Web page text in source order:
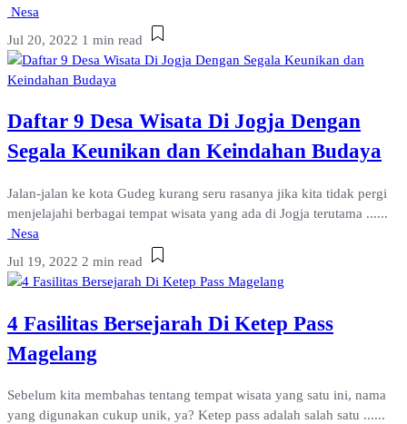
Nesa
Jul 20, 2022 1 min read
Daftar 9 Desa Wisata Di Jogja Dengan
Segala Keunikan dan Keindahan Budaya
Jalan-jalan ke kota Gudeg kurang seru rasanya jika kita tidak pergi
menjelajahi berbagai tempat wisata yang ada di Jogja terutama ......
Nesa
Jul 19, 2022 2 min read
4 Fasilitas Bersejarah Di Ketep Pass
Magelang
Sebelum kita membahas tentang tempat wisata yang satu ini, nama
yang digunakan cukup unik, ya? Ketep pass adalah salah satu ......